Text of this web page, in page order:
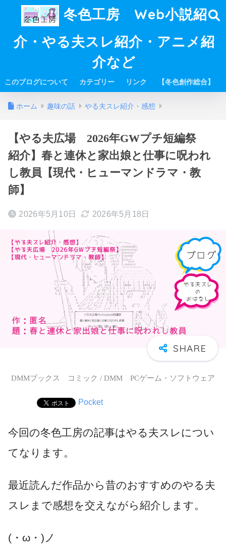
冬色工房 Web小説紹
介・やる夫スレ紹介・アニメ紹
介など
このブログについて カテゴリー リンク 【冬色創作総合】
ホーム 趣味の話 やる夫スレ紹介・感想
【やる夫広場 2026年GWプチ短編祭
紹介】春と連休と家出娘と仕事に呪われ
し教員【現代・ヒューマンドラマ・教
師】
2026年5月10日 2026年5月18日
DMMブックス コミック / DMM PCゲーム・ソフトウェア
Pocket
今回の冬色工房の記事はやる夫スレについ
てなります。
最近読んだ作品から昔のおすすめのやる夫
スレまで感想を交えながら紹介します。
(・ω・)ノ